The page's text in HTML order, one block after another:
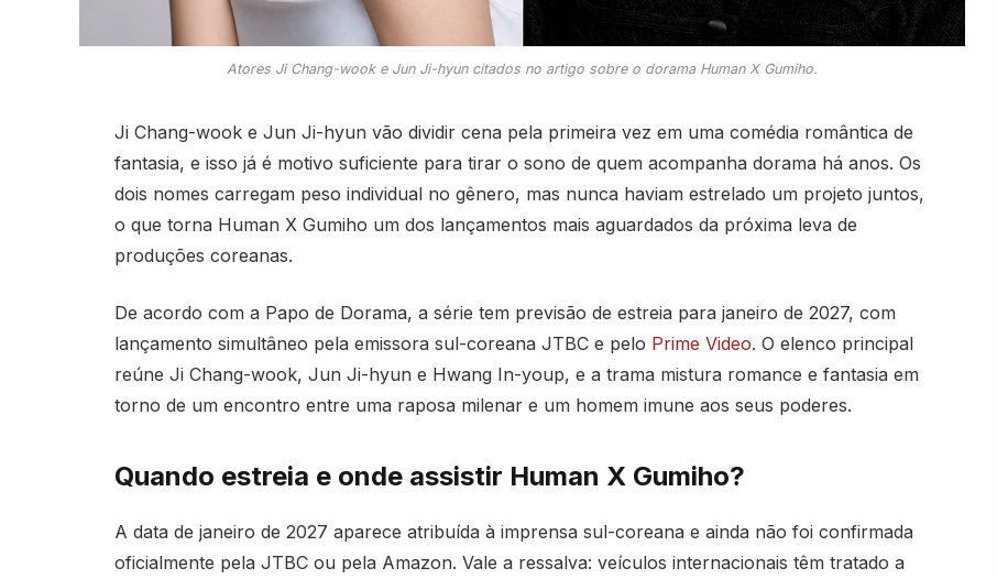
Atores Ji Chang-wook e Jun Ji-hyun citados no artigo sobre o dorama Human X Gumiho.
Ji Chang-wook e Jun Ji-hyun vão dividir cena pela primeira vez em uma comédia romântica de
fantasia, e isso já é motivo suficiente para tirar o sono de quem acompanha dorama há anos. Os
dois nomes carregam peso individual no gênero, mas nunca haviam estrelado um projeto juntos,
o que torna Human X Gumiho um dos lançamentos mais aguardados da próxima leva de
produções coreanas.
De acordo com a Papo de Dorama, a série tem previsão de estreia para janeiro de 2027, com
lançamento simultâneo pela emissora sul-coreana JTBC e pelo Prime Video. O elenco principal
reúne Ji Chang-wook, Jun Ji-hyun e Hwang In-youp, e a trama mistura romance e fantasia em
torno de um encontro entre uma raposa milenar e um homem imune aos seus poderes.
Quando estreia e onde assistir Human X Gumiho?
A data de janeiro de 2027 aparece atribuída à imprensa sul-coreana e ainda não foi confirmada
oficialmente pela JTBC ou pela Amazon. Vale a ressalva: veículos internacionais têm tratado a